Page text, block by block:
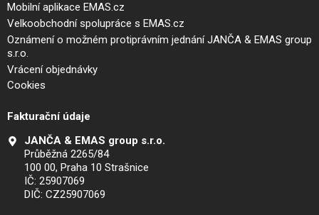
Mobilní aplikace EMAS.cz
Velkoobchodní spolupráce s EMAS.cz
Oznámení o možném protiprávním jednání JANČA & EMAS group
s.r.o.
Vrácení objednávky
Cookies
Fakturační údaje
JANČA & EMAS group s.r.o.
Průběžná 2265/84
100 00, Praha 10 Strašnice
IČ: 25907069
DIČ: CZ25907069